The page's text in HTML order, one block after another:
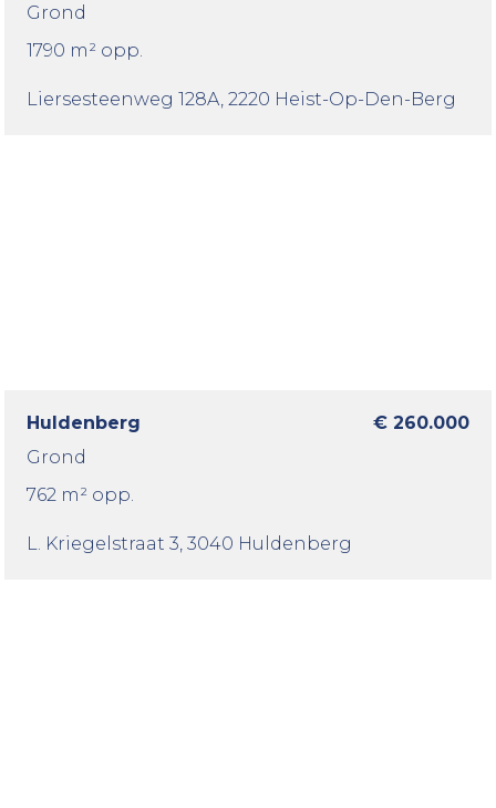
Grond
1790 m² opp.
Liersesteenweg 128A , 2220 Heist-Op-Den-Berg
Huldenberg
€ 260.000
Grond
762 m² opp.
L. Kriegelstraat 3 , 3040 Huldenberg